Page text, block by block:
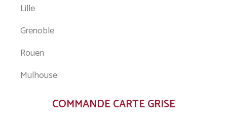
Lille
Grenoble
Rouen
Mulhouse
COMMANDE CARTE GRISE